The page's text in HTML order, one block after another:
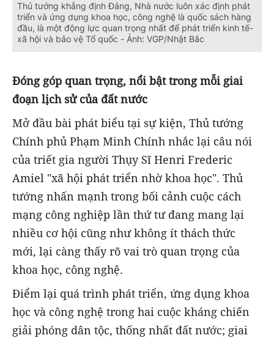
Thủ tướng khẳng định Đảng, Nhà nước luôn xác định phát
triển và ứng dụng khoa học, công nghệ là quốc sách hàng
đầu, là một động lực quan trọng nhất để phát triển kinh tế-
xã hội và bảo vệ Tổ quốc - Ảnh: VGP/Nhật Bắc
Đóng góp quan trọng, nổi bật trong mỗi giai
đoạn lịch sử của đất nước
Mở đầu bài phát biểu tại sự kiện, Thủ tướng
Chính phủ Phạm Minh Chính nhắc lại câu nói
của triết gia người Thụy Sĩ Henri Frederic
Amiel "xã hội phát triển nhờ khoa học". Thủ
tướng nhấn mạnh trong bối cảnh cuộc cách
mạng công nghiệp lần thứ tư đang mang lại
nhiều cơ hội cũng như không ít thách thức
mới, lại càng thấy rõ vai trò quan trọng của
khoa học, công nghệ.
Điểm lại quá trình phát triển, ứng dụng khoa
học và công nghệ trong hai cuộc kháng chiến
giải phóng dân tộc, thống nhất đất nước; giai